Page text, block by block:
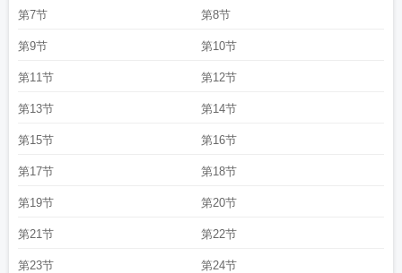
法王座辅助工具
魔法王座神翼升阶准确
王座圣灵6升7需要多少石头
魔法王座神耀11升12
略魔法王座神器6升7需要多少石头 魔法王座手游官网视频
6魔法王座麒麟臂5-6 末法王座免费观看全集
6到7魔法王座手机能玩吗 魔法王座腾讯官网魔法王座最新礼包
5升6魔法王座魂器6到7 魔法王座现在还能玩吗
料魔法王座魔像9升10 魔法王座神耀5到6魔法王座圣兽7升8暴击
座魂器10升11
魔法王座暴击日神翼8升9魔法王座升阶数据
第7节 第8节
第9节 第10节
第11节 第12节
第13节 第14节
第15节 第16节
第17节 第18节
第19节 第20节
第21节 第22节
第23节 第24节